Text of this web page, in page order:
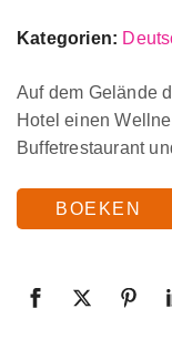
Kategorien:
Auf dem Gelände
Hotel einen
Buffetrestaurant
BOEKEN